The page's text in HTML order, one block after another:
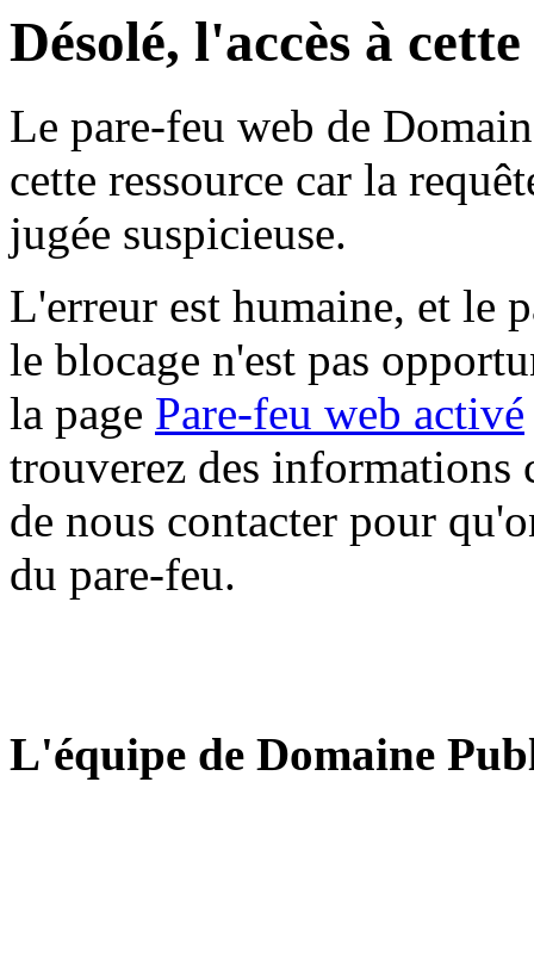
Désolé, l'accès à
Le pare-feu web de
cette ressource car la
jugée suspicieuse.
L'erreur est humaine, et le
le blocage n'est pas
la page Pare-feu web activé
trouverez des informations
de nous contacter pour
du pare-feu.
L'équipe de Domaine